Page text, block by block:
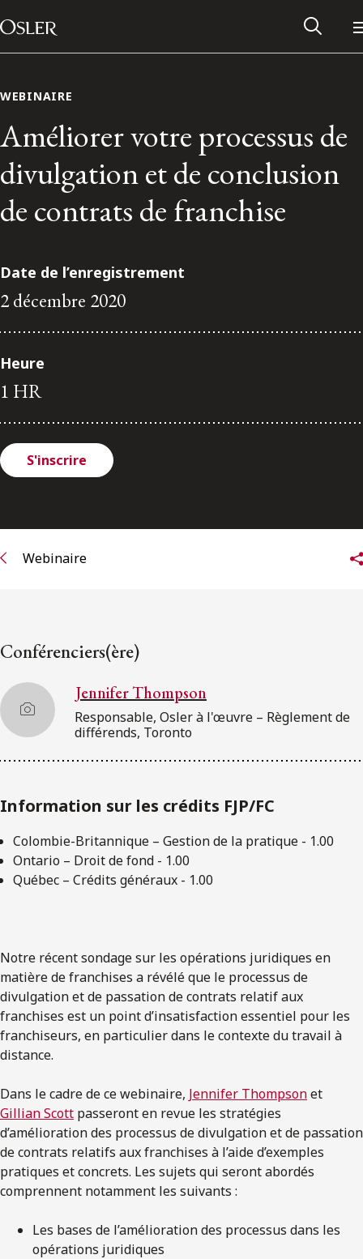
Passer au contenu
Main Navigation
Réseau des anciens d’Osler
Contactez-nous
ENGLISH
S’abonner aux articles Osler
S’abonner
WEBINAIRE
Améliorer votre processus de
divulgation et de conclusion
de contrats de franchise
Date de l’enregistrement
2 décembre 2020
Heure
1 HR
S'inscrire
Webinaire
Conférenciers(ère)
Jennifer Thompson
Responsable, Osler à l'œuvre – Règlement de
différends, Toronto
Information sur les crédits FJP/FC
Colombie-Britannique – Gestion de la pratique - 1.00
Ontario – Droit de fond - 1.00
Québec – Crédits généraux - 1.00
Notre récent sondage sur les opérations juridiques en
matière de franchises a révélé que le processus de
divulgation et de passation de contrats relatif aux
franchises est un point d’insatisfaction essentiel pour les
franchiseurs, en particulier dans le contexte du travail à
distance.
Dans le cadre de ce webinaire, Jennifer Thompsonet
Gillian Scott passeront en revue les stratégies
d’amélioration des processus de divulgation et de passation
de contrats relatifs aux franchises à l’aide d’exemples
pratiques et concrets. Les sujets qui seront abordés
comprennent notamment les suivants :
Les bases de l’amélioration des processus dans les
opérations juridiques